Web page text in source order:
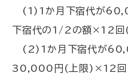
(1)1か月下宿代が
下宿代の1/2の額×12回
(2)1か月下宿代が
30,000円(上限)×12回(